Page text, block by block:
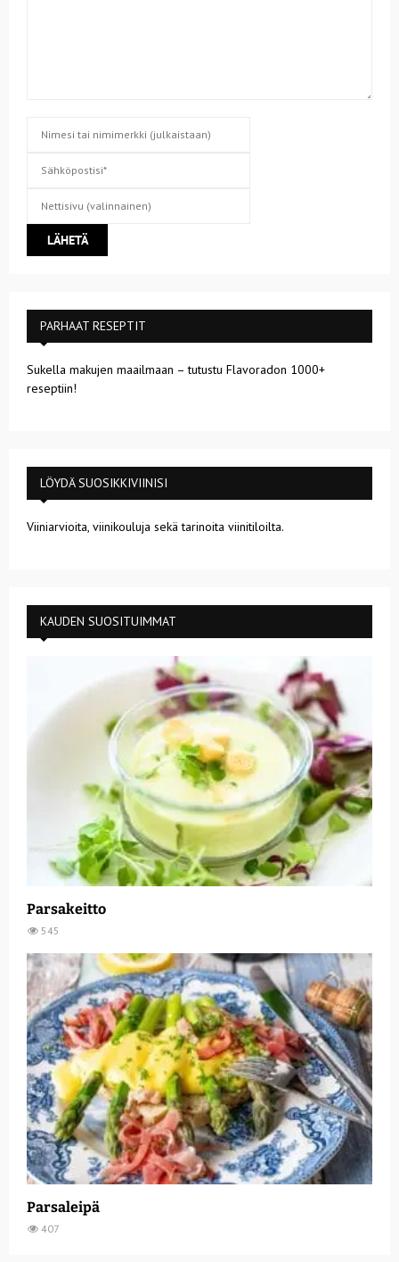
PARHAAT RESEPTIT
Sukella makujen maailmaan – tutustu Flavoradon 1000+
reseptiin!
LÖYDÄ SUOSIKKIVIINISI
Viiniarvioita, viinikouluja sekä tarinoita viinitiloilta.
KAUDEN SUOSITUIMMAT
Parsakeitto
545
Parsaleipä
407